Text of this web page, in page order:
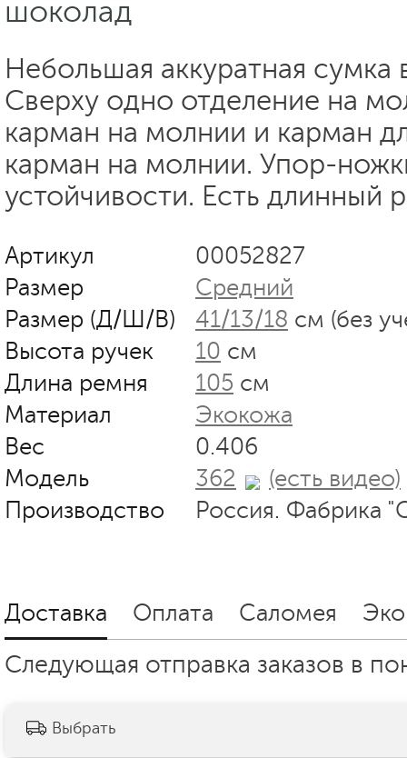
шоколад
Небольшая аккуратная
Сверху одно отделение на
карман на молнии и карман
карман на молнии. Упор-
устойчивости. Есть длинный
Артикул
00052827
Размер
Средний
Размер (Д/Ш/В)
41/13/18 см (без
Высота ручек
10 см
Длина ремня
105 см
Материал
Экокожа
Вес
0.406
Модель
362
(есть видео)
Производство
Россия. Фабрика
Доставка Оплата Саломея
Следующая отправка заказов в
Выбрать